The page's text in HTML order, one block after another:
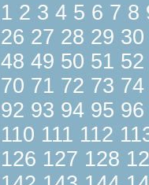
1 2 3 4 5 6 7 8
26 27 28 29 30
48 49 50 51 52
70 71 72 73 74
92 93 94 95 96
110 111 112
126 127 128